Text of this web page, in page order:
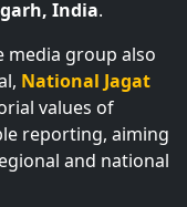
India.
media group also
National Jagat
values of
reporting, aiming
and national